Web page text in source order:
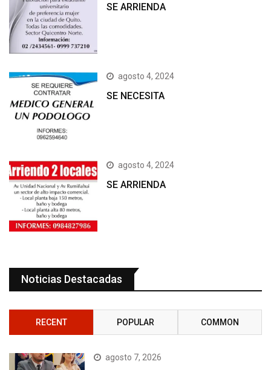
SE ARRIENDA
agosto 4, 2024
SE NECESITA
agosto 4, 2024
SE ARRIENDA
Noticias Destacadas
RECENT POPULAR COMMON
agosto 7, 2026